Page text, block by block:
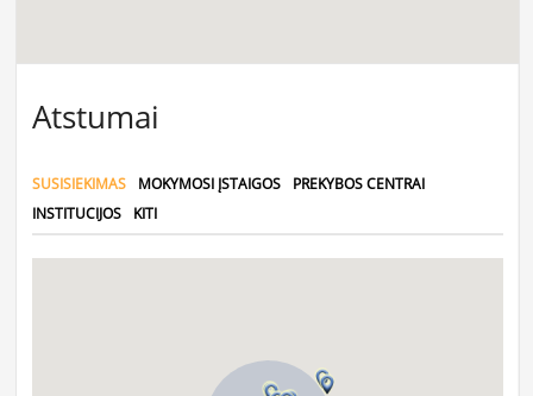
Atstumai
SUSISIEKIMAS MOKYMOSI ĮSTAIGOS
PREKYBOS CENTRAI
INSTITUCIJOS
KITI